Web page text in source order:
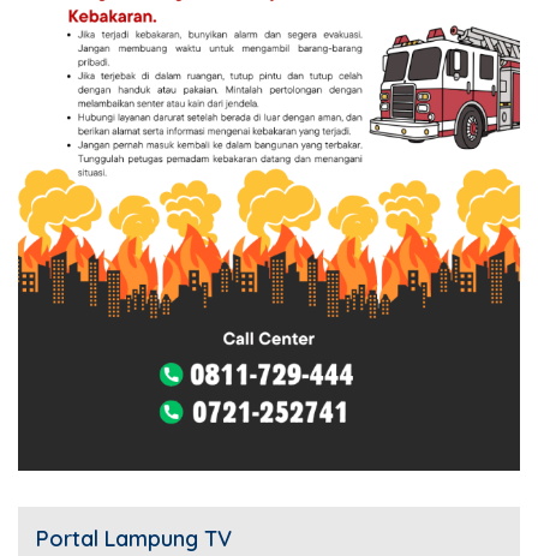
Portal Lampung TV